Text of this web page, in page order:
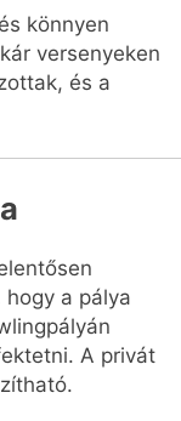
könnyen
versenyeken
és a
a pálya
A privát